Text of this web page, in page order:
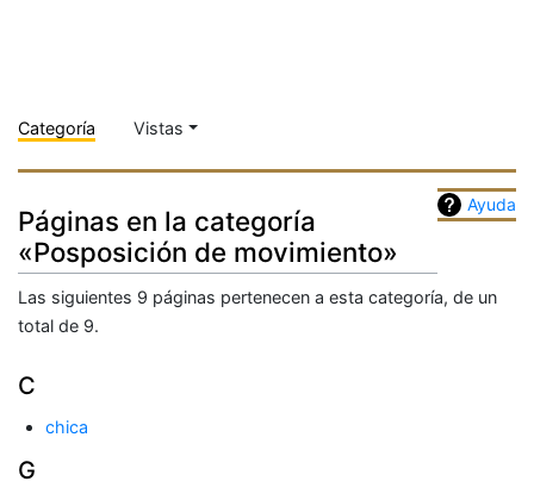
Categoría Vistas
Ayuda
Páginas en la categoría
«Posposición de movimiento»
Las siguientes 9 páginas pertenecen a esta categoría, de un
total de 9.
C
chica
G